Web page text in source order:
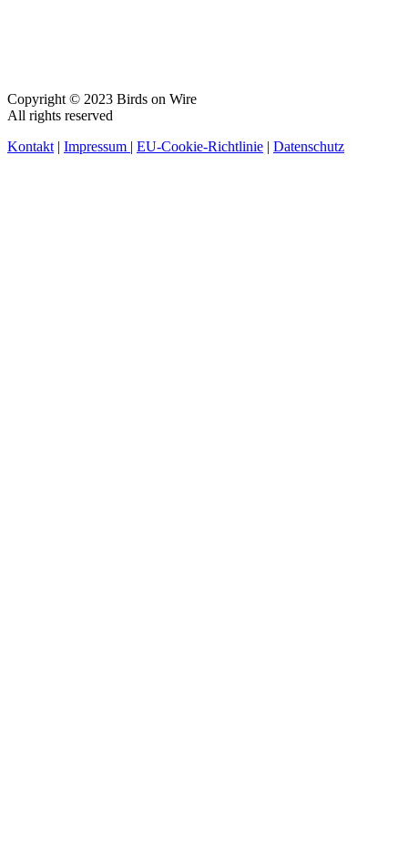
Copyright © 2023 Birds on Wire
All rights reserved
Kontakt | Impressum | EU-Cookie-Richtlinie | Datenschutz